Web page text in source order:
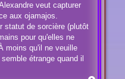
veut capturer
aux ojamajos.
statut de sorcière (plutôt
pour qu'elles ne
moins qu'il ne veuille
étrange quand il